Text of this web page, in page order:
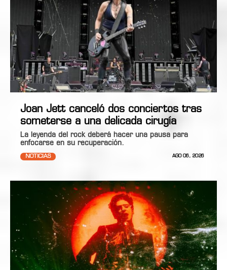
Joan Jett canceló dos conciertos tras
someterse a una delicada cirugía
La leyenda del rock deberá hacer una pausa para
enfocarse en su recuperación.
NOTICIAS AGO 06, 2026